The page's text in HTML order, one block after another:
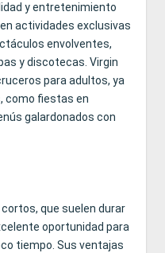
y entretenimiento
actividades exclusivas
envolventes,
y discotecas. Virgin
para adultos, ya
como fiestas en
galardonados con
que suelen durar
oportunidad para
tiempo. Sus ventajas